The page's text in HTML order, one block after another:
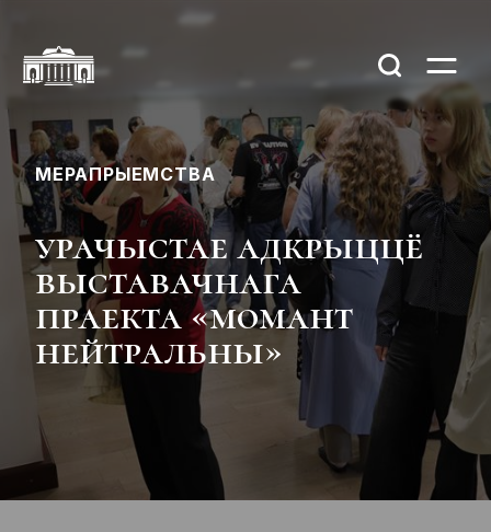
МЕРАПРЫЕМСТВА
урачыстае адкрыццё
выставачнага
праекта «момант
нейтральны»